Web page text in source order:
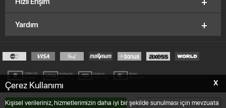
X
Çerez Kullanımı
Kişisel verileriniz, hizmetlerimizin daha iyi bir şekilde sunulması için mevzuata
Yardım
© 2012-2026, V&K Vitrinkutu.com,